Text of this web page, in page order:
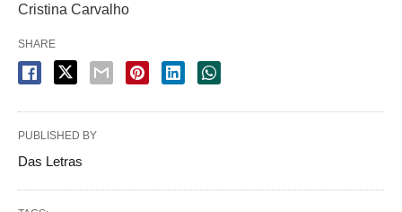
Cristina Carvalho
SHARE
PUBLISHED BY
Das Letras